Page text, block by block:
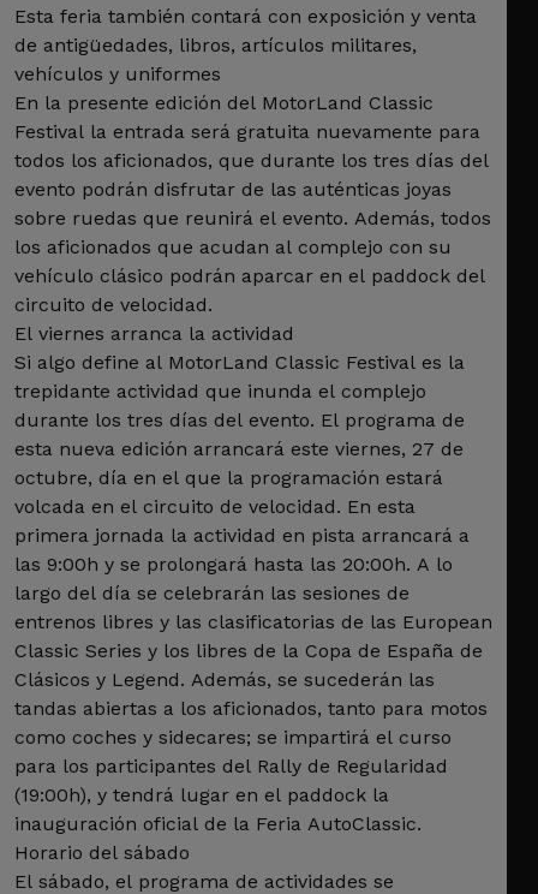
Esta feria también contará con exposición y venta
de antigüedades, libros, artículos militares,
vehículos y uniformes
En la presente edición del MotorLand Classic
Festival la entrada será gratuita nuevamente para
todos los aficionados, que durante los tres días del
evento podrán disfrutar de las auténticas joyas
sobre ruedas que reunirá el evento. Además, todos
los aficionados que acudan al complejo con su
vehículo clásico podrán aparcar en el paddock del
circuito de velocidad.
El viernes arranca la actividad
Si algo define al MotorLand Classic Festival es la
trepidante actividad que inunda el complejo
durante los tres días del evento. El programa de
esta nueva edición arrancará este viernes, 27 de
octubre, día en el que la programación estará
volcada en el circuito de velocidad. En esta
primera jornada la actividad en pista arrancará a
las 9:00h y se prolongará hasta las 20:00h. A lo
largo del día se celebrarán las sesiones de
entrenos libres y las clasificatorias de las European
Classic Series y los libres de la Copa de España de
Clásicos y Legend. Además, se sucederán las
tandas abiertas a los aficionados, tanto para motos
como coches y sidecares; se impartirá el curso
para los participantes del Rally de Regularidad
(19:00h), y tendrá lugar en el paddock la
inauguración oficial de la Feria AutoClassic.
Horario del sábado
El sábado, el programa de actividades se